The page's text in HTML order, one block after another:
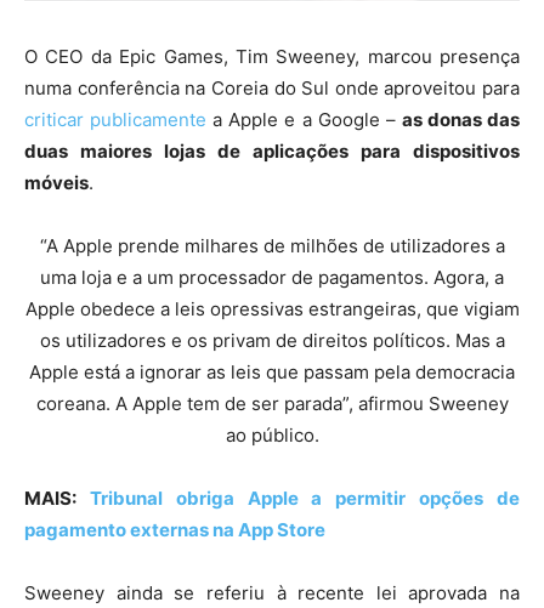
O CEO da Epic Games, Tim Sweeney, marcou presença
numa conferência na Coreia do Sul onde aproveitou para
criticar publicamente a Apple e a Google – as donas das
duas maiores lojas de aplicações para dispositivos
móveis.
“A Apple prende milhares de milhões de utilizadores a
uma loja e a um processador de pagamentos. Agora, a
Apple obedece a leis opressivas estrangeiras, que vigiam
os utilizadores e os privam de direitos políticos. Mas a
Apple está a ignorar as leis que passam pela democracia
coreana. A Apple tem de ser parada”, afirmou Sweeney
ao público.
MAIS: Tribunal obriga Apple a permitir opções de
pagamento externas na App Store
Sweeney ainda se referiu à recente lei aprovada na